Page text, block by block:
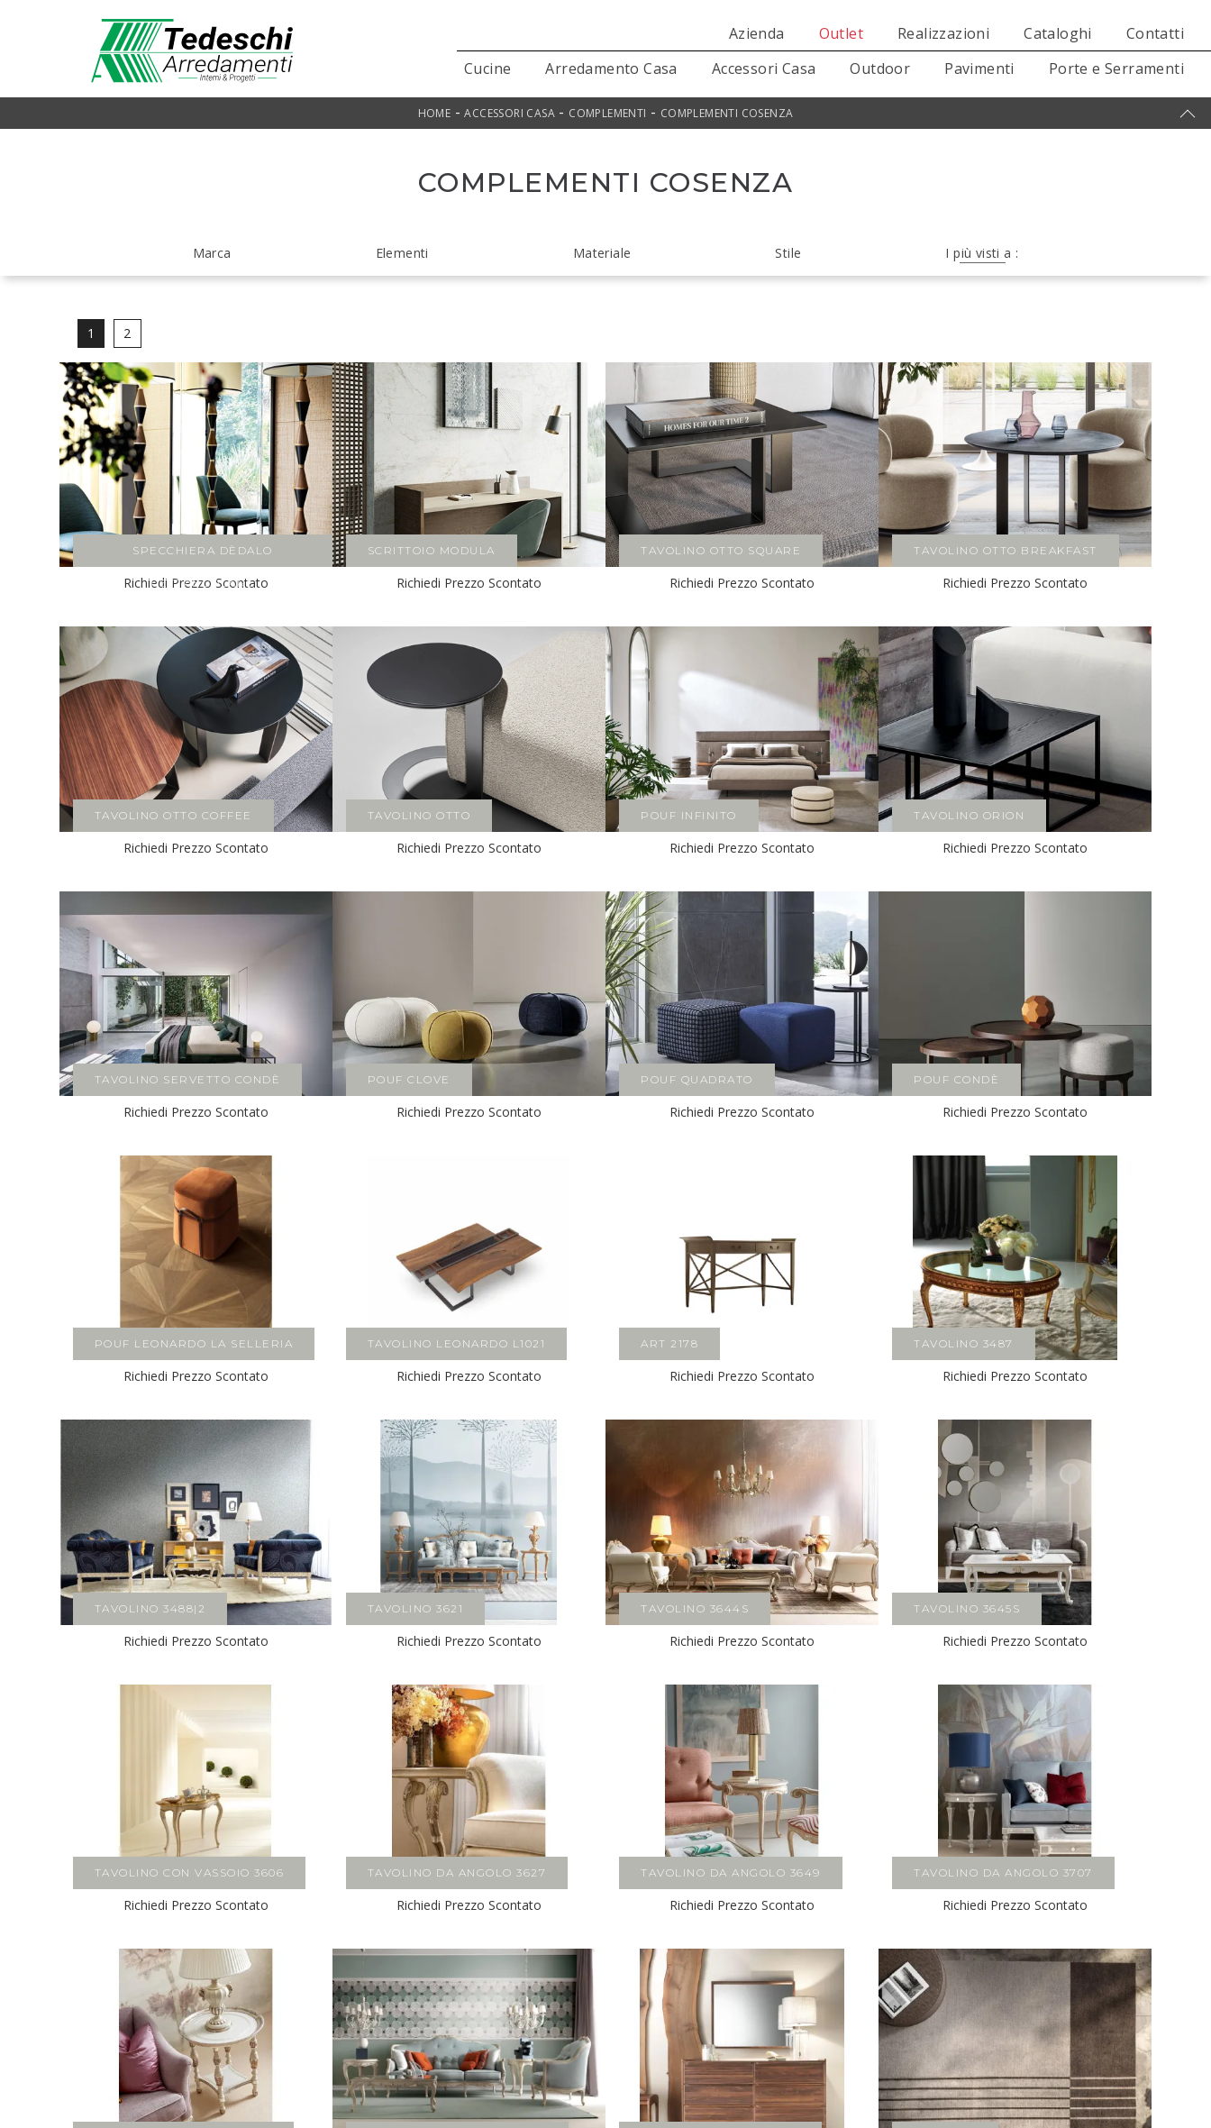
Azienda Outlet Realizzazioni Cataloghi
Contatti
Cucine
Arredamento Casa Accessori Casa Outdoor Pavimenti Porte e Serramenti
HOME -ACCESSORI CASA - COMPLEMENTI - COMPLEMENTI COSENZA
COMPLEMENTI COSENZA
Marca Elementi Materiale Stile I più visti a :
1 2
SPECCHIERA DÈDALO
RETTANGOLARE
Richiedi Prezzo Scontato
SCRITTOIO MODULA
Richiedi Prezzo Scontato
TAVOLINO OTTO SQUARE
Richiedi Prezzo Scontato
TAVOLINO OTTO BREAKFAST
Richiedi Prezzo Scontato
TAVOLINO OTTO COFFEE
Richiedi Prezzo Scontato
TAVOLINO OTTO
Richiedi Prezzo Scontato
POUF INFINITO
Richiedi Prezzo Scontato
TAVOLINO ORION
Richiedi Prezzo Scontato
TAVOLINO SERVETTO CONDÈ
Richiedi Prezzo Scontato
POUF CLOVE
Richiedi Prezzo Scontato
POUF QUADRATO
Richiedi Prezzo Scontato
POUF CONDÈ
Richiedi Prezzo Scontato
POUF LEONARDO LA SELLERIA
Richiedi Prezzo Scontato
TAVOLINO LEONARDO L1021
Richiedi Prezzo Scontato
ART 2178
Richiedi Prezzo Scontato
TAVOLINO 3487
Richiedi Prezzo Scontato
TAVOLINO 3488|2
Richiedi Prezzo Scontato
TAVOLINO 3621
Richiedi Prezzo Scontato
TAVOLINO 3644S
Richiedi Prezzo Scontato
TAVOLINO 3645S
Richiedi Prezzo Scontato
TAVOLINO CON VASSOIO 3606
Richiedi Prezzo Scontato
TAVOLINO DA ANGOLO 3627
Richiedi Prezzo Scontato
TAVOLINO DA ANGOLO 3649
Richiedi Prezzo Scontato
TAVOLINO DA ANGOLO 3707
Richiedi Prezzo Scontato